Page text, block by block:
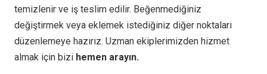
temizlenir ve iş teslim edilir. Beğenmediğiniz
değiştirmek veya eklemek istediğiniz diğer noktaları
düzenlemeye hazırız. Uzman ekiplerimizden hizmet
almak için bizi hemen arayın.